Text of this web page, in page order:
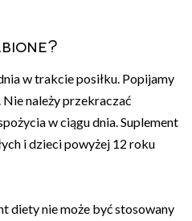
w trakcie posiłku. Popijamy
należy przekraczać
w ciągu dnia. Suplement
i dzieci powyżej 12 roku
diety nie może być stosowany